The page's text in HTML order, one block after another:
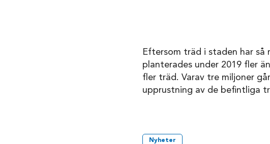
Eftersom träd i staden har
planterades under 2019 fler
fler träd. Varav tre miljoner
upprustning av de befintliga
Nyheter